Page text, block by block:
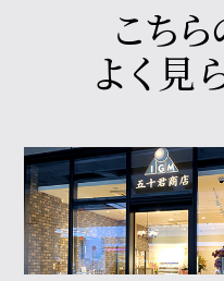
こち
よく 見